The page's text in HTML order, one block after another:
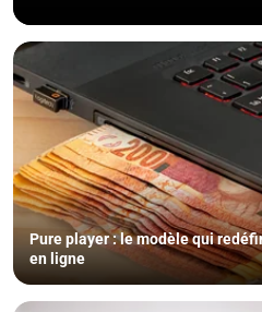
Pure player : le modèle qui
en ligne